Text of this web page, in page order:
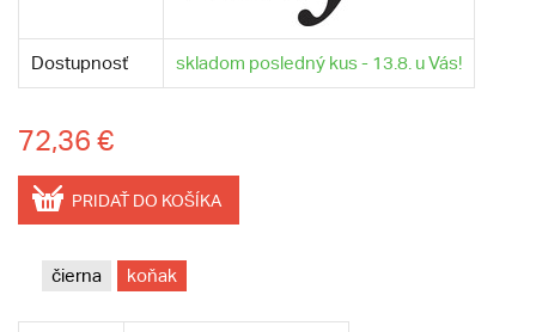
Dostupnosť skladom posledný kus - 13.8. u Vás!
72,36 €
PRIDAŤ DO KOŠÍKA
čierna koňak